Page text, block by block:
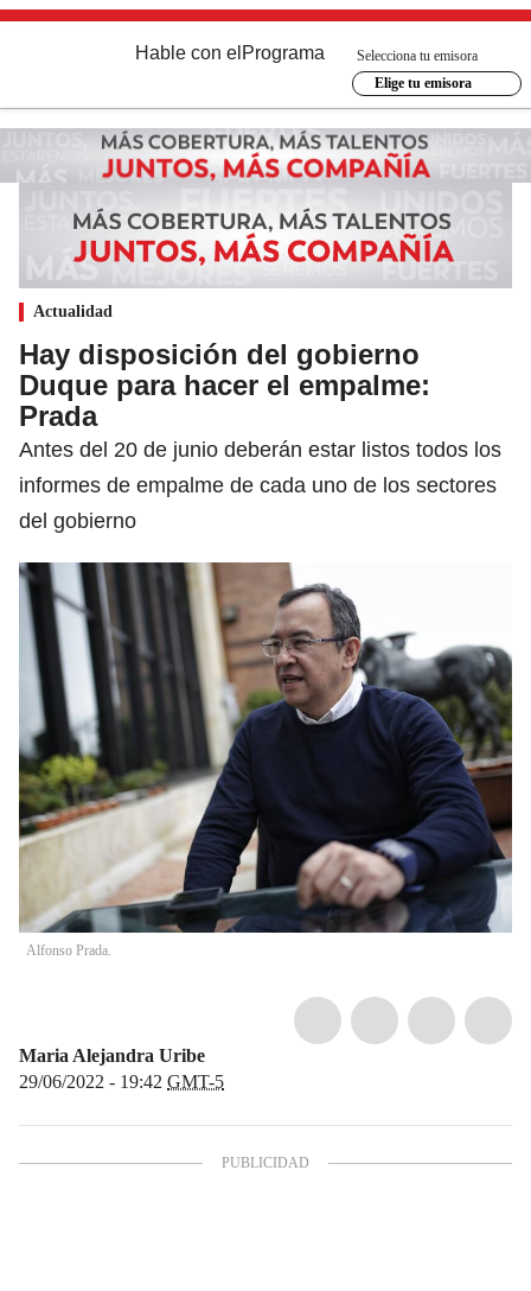
Hable con el Programa
Selecciona tu emisora
Elige tu emisora
Actualidad
Hay disposición del gobierno
Duque para hacer el empalme:
Prada
Antes del 20 de junio deberán estar listos todos los
informes de empalme de cada uno de los sectores
del gobierno
Alfonso Prada.
Maria Alejandra Uribe
29/06/2022 - 19:42 GMT-5